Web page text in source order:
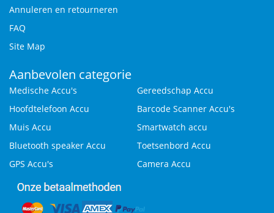
Annuleren en retourneren
FAQ
Site Map
Aanbevolen categorie
Medische Accu's
Gereedschap Accu
Hoofdtelefoon Accu
Barcode Scanner Accu's
Muis Accu
Smartwatch accu
Bluetooth speaker Accu
Toetsenbord Accu
GPS Accu's
Camera Accu